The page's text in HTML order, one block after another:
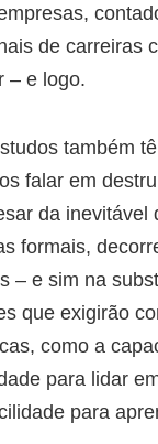
de carreiras
– e logo.
também
falar em
da inevitável
formais,
– e sim na
que exigirão
como a
para lidar
para